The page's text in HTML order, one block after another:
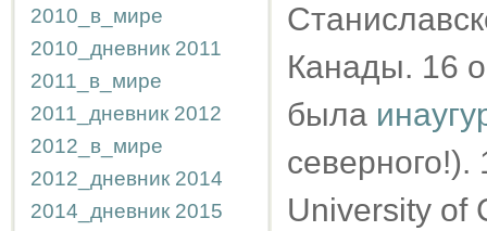
2010_в_мире
2010_дневник 2011
2011_в_мире
2011_дневник 2012
2012_в_мире
2012_дневник 2014
2014_дневник 2015
Канады. 16
была
северного!).
University of